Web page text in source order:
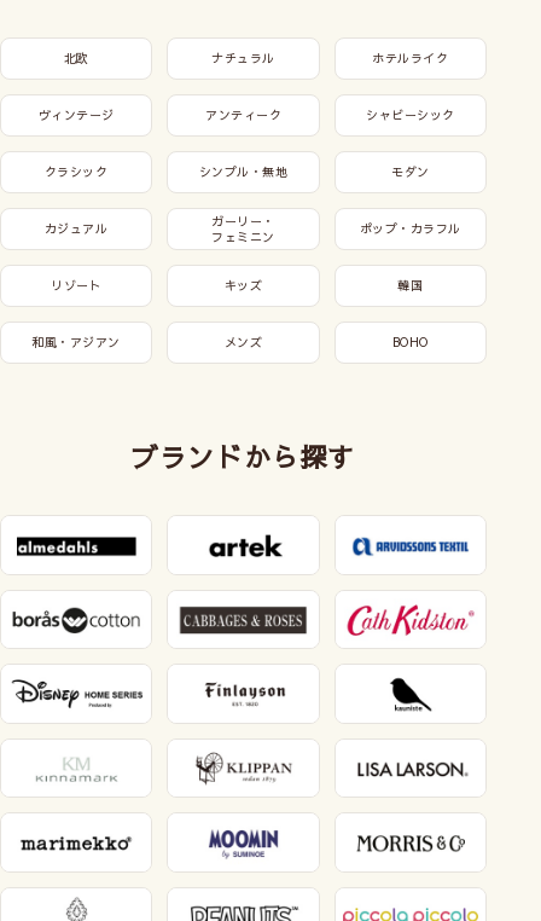
北欧 ナチュラル ホテルライク
ヴィンテージ アンティーク シャビーシック
クラシック シンプル・無地 モダン
カジュアル
ガーリー・
フェミニン
ポップ・カラフル
リゾート キッズ 韓国
和風・アジアン メンズ BOHO
ブランドから探す